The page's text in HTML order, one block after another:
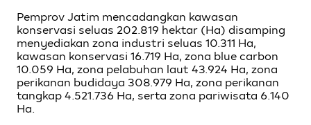
Pemprov Jatim mencadangkan kawasan
konservasi seluas 202.819 hektar (Ha) disamping
menyediakan zona industri seluas 10.311 Ha,
kawasan konservasi 16.719 Ha, zona blue carbon
10.059 Ha, zona pelabuhan laut 43.924 Ha, zona
perikanan budidaya 308.979 Ha, zona perikanan
tangkap 4.521.736 Ha, serta zona pariwisata 6.140
Ha.